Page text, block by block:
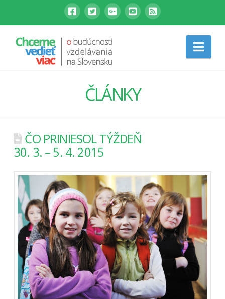
ČLÁNKY
ČO PRINIESOL TÝŽDEŇ
30. 3. – 5. 4. 2015